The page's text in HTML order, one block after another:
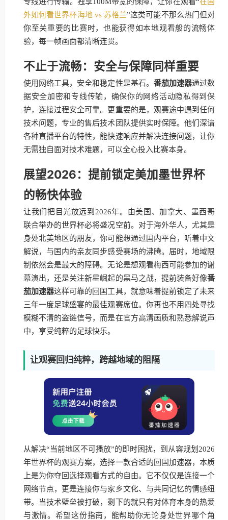
外如何看世界杯海地 vs 苏格兰”这类可能不那么热门但对
你至关重要的比赛时，也能获得如本地观看般的流畅体
验，每一帧画面都清晰连贯。
不止于流畅：安全与保障同样重要
使用网络工具，安全和稳定性是基石。 番茄加速器通过数
据安全加密和专线传输，确保你的网络活动隐私得到保
护，连接过程安全可靠。更重要的是，观赛途中遇到任何
技术问题，专业的售后技术团队提供实时保障。他们深谙
各种直播平台的特性，能快速响应并解决连接问题，让你
无需独自面对技术难题，可以全心投入比赛本身。
展望2026：提前锁定美加墨世界杯
的畅快体验
让我们把目光放远到2026年。由美国、加拿大、墨西哥
联合举办的世界杯必将盛况空前。对于海外华人，尤其是
身处北美地区的朋友，你可能想通过国内平台，听着中文
解说，与国内的亲友同步感受赛场的沸腾。届时，地域限
制依然会是最大的障碍。无论是想观看梅西可能参加的谢
幕演出，还是关注新星崛起的黑马之战，提前装备好像番
茄加速器这样可靠的回国工具，就意味着提前锁定了未来
三年一度足球盛宴的最佳观赛席位。你再也不用四处寻找
模糊不清的盗链信号，而是在官方高清画质和熟悉解说声
中，享受纯粹的足球快乐。
让观赛回归纯粹，跨越地域的阻隔
从解决“当前地区不可播放”的即时困扰，到从容规划2026
年世界杯的观赛方案，选择一款合适的回国加速器，本质
上是为你夺回选择观看方式的自由。它不仅仅是连接一个
网络节点，更是连接你与家乡文化、与共同记忆的情感纽
带。当技术壁垒被打破，剩下的就只有对体育本身的热爱
与激情。希望这份指南，能帮助你无论身处世界哪个角